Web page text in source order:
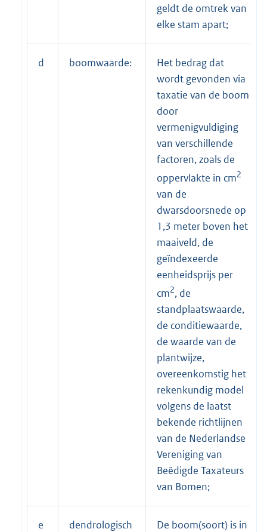
geldt de omtrek van
elke stam apart;
d boomwaarde:
Het bedrag dat
wordt gevonden via
taxatie van de boom
door
vermenigvuldiging
van verschillende
factoren, zoals de
oppervlakte in cm2
van de
dwarsdoorsnede op
1,3 meter boven het
maaiveld, de
geïndexeerde
eenheidsprijs per
cm2, de
standplaatswaarde,
de conditiewaarde,
de waarde van de
plantwijze,
overeenkomstig het
rekenkundig model
volgens de laatst
bekende richtlijnen
van de Nederlandse
Vereniging van
Beëdigde Taxateurs
van Bomen;
e
dendrologisch
De boom(soort) is in